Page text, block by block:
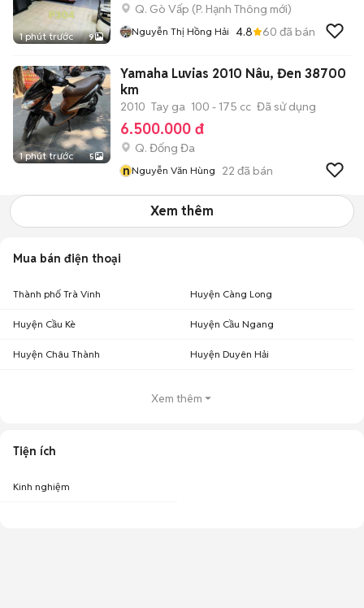
1 phút trước 9
Q. Gò Vấp (P. Hạnh Thông mới)
Nguyễn Thị Hồng Hải 4.8 60 đã bán
1 phút trước 5
Yamaha Luvias 2010 Nâu, Đen 38700
km
2010 Tay ga 100 - 175 cc Đã sử dụng
6.500.000 đ
Q. Đống Đa
nNguyễn Văn Hùng 22 đã bán
Xem thêm
Mua bán điện thoại
Thành phố Trà Vinh Huyện Càng Long
Huyện Cầu Kè Huyện Cầu Ngang
Huyện Châu Thành Huyện Duyên Hải
Xem thêm
Tiện ích
Kinh nghiệm